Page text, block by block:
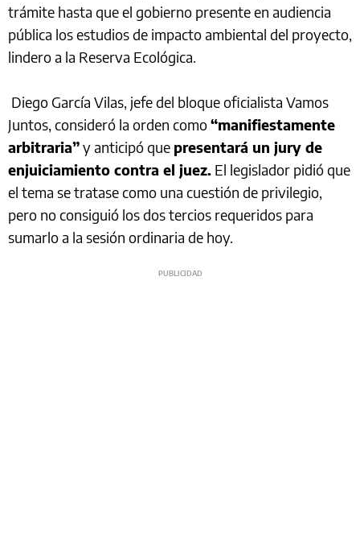
trámite hasta que el gobierno presente en audiencia
pública los estudios de impacto ambiental del proyecto,
lindero a la Reserva Ecológica.
Diego García Vilas, jefe del bloque oficialista Vamos
Juntos, consideró la orden como“manifiestamente
arbitraria”y anticipó que presentará un jury de
enjuiciamiento contra el juez. El legislador pidió que
el tema se tratase como una cuestión de privilegio,
pero no consiguió los dos tercios requeridos para
sumarlo a la sesión ordinaria de hoy.